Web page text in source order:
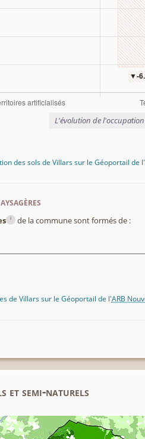
L'évolution de
des sols de Villars sur le Géoportail de
i de la commune sont formés de :
de Villars sur le Géoportail de l'ARB
et semi-naturels